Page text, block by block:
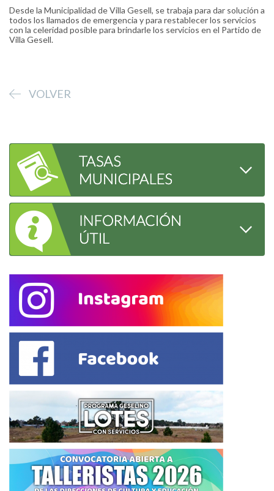
Desde la Municipalidad de Villa Gesell, se trabaja para dar solución a
todos los llamados de emergencia y para restablecer los servicios
con la celeridad posible para brindarle los servicios en el Partido de
Villa Gesell.
VOLVER